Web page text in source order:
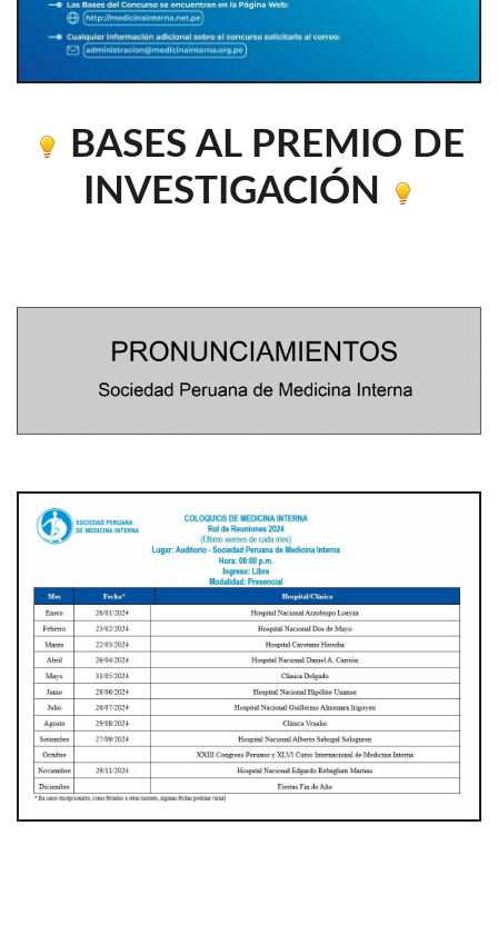
BASES AL PREMIO DE
INVESTIGACIÓN